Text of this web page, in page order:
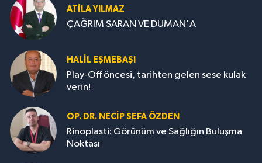
ATILA YILMAZ
ÇAĞRIM SARAN VE DUMAN'A
HALIL EŞMEBAŞI
Play-Off öncesi, tarihten gelen sese kulak
verin!
OP. DR. NECIP SEFA ÖZDEN
Rinoplasti: Görünüm ve Sağlığın Buluşma
Noktası